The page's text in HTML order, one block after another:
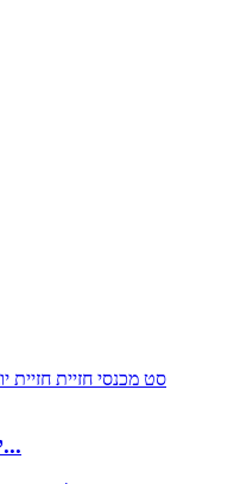
יוגה נשים יוגה ספורט יו...